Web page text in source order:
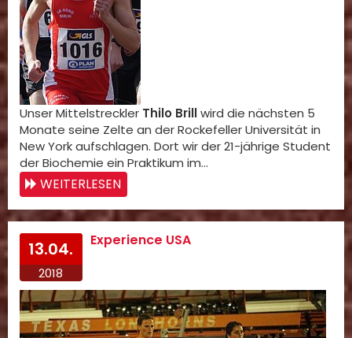
Unser Mittelstreckler Thilo Brillwird die nächsten 5
Monate seine Zelte an der Rockefeller Universität in
New York aufschlagen. Dort wir der 21-jährige Student
der Biochemie ein Praktikum im…
WEITERLESEN
13.04.
2018
Experience USA